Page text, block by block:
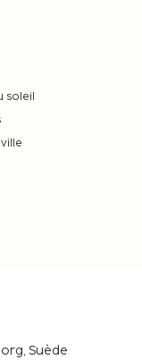
soleil
Suède